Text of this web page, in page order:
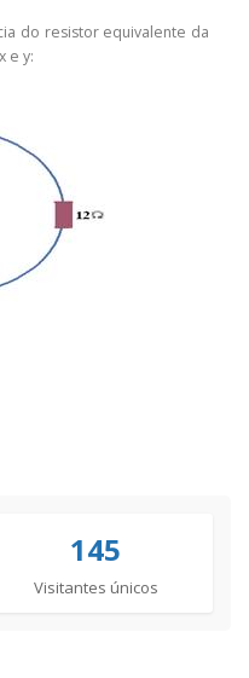
do resistor equivalente da
e y:
145
Visitantes únicos